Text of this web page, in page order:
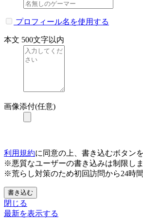
プロフィール名を使用する
本文 500文字以内
画像添付(任意)
利用規約に同意の上、書き込むボタン
※悪質なユーザーの書き込みは制限しま
※荒らし対策のため初回訪問から24時
書き込む
閉じる
最新を表示する